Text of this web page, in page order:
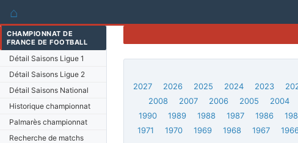
⌂
CHAMPIONNAT DE
FRANCE DE FOOTBALL
Détail Saisons Ligue 1
Détail Saisons Ligue 2
Détail Saisons National
Historique championnat
Palmarès championnat
Recherche de matchs
2027
2026 2025 2024 2023
2008
2007 2006 2005 2004
1990
1989 1988 1987 1986
1971
1970 1969 1968 1967